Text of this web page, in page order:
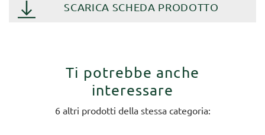
SCARICA SCHEDA PRODOTTO
Ti potrebbe anche
interessare
6 altri prodotti della stessa categoria: